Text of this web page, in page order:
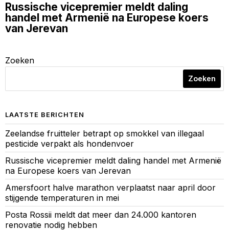
Russische vicepremier meldt daling
handel met Armenië na Europese koers
van Jerevan
Zoeken
Zoeken
LAATSTE BERICHTEN
Zeelandse fruitteler betrapt op smokkel van illegaal
pesticide verpakt als hondenvoer
Russische vicepremier meldt daling handel met Armenië
na Europese koers van Jerevan
Amersfoort halve marathon verplaatst naar april door
stijgende temperaturen in mei
Posta Rossii meldt dat meer dan 24.000 kantoren
renovatie nodig hebben